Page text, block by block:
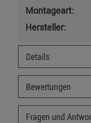
Montageart:
Hersteller:
Details
Bewertungen
Fragen und